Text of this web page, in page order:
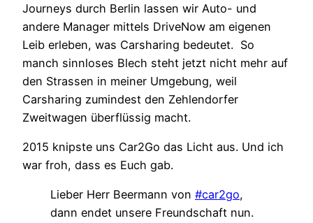
Journeys durch Berlin lassen wir Auto- und
andere Manager mittels DriveNow am eigenen
Leib erleben, was Carsharing bedeutet. So
manch sinnloses Blech steht jetzt nicht mehr auf
den Strassen in meiner Umgebung, weil
Carsharing zumindest den Zehlendorfer
Zweitwagen überflüssig macht.
2015 knipste uns Car2Go das Licht aus. Und ich
war froh, dass es Euch gab.
Lieber Herr Beermann von #car2go,
dann endet unsere Freundschaft nun.